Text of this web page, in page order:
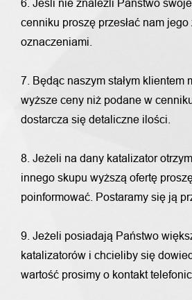
6. Jeśli nie znaleźli Państwo
cenniku proszę przesłać nam
oznaczeniami.
7. Będąc naszym stałym klientem
wyższe ceny niż podane w
dostarcza się detaliczne ilości.
8. Jeżeli na dany katalizator
innego skupu wyższą ofertę
poinformować. Postaramy się ją
9. Jeżeli posiadają Państwo
katalizatorów i chcieliby się
wartość prosimy o kontakt